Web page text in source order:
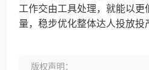
工作交由工具处理，就能以
量，稳步优化整体达人投放投
版权声明：